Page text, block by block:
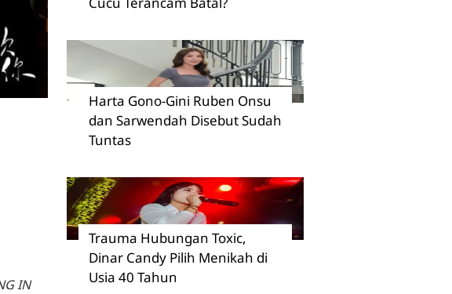
IN
Harta Gono-Gini Ruben Onsu
dan Sarwendah Disebut Sudah
Tuntas
Trauma Hubungan Toxic,
Dinar Candy Pilih Menikah di
Usia 40 Tahun